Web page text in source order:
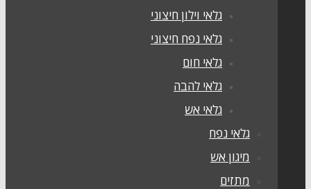
גלאי וילון חיצוני
גלאי נפח חיצוני
גלאי חום
גלאי להבה
גלאי אש
גלאי נפח
מיגון אש
מתזים